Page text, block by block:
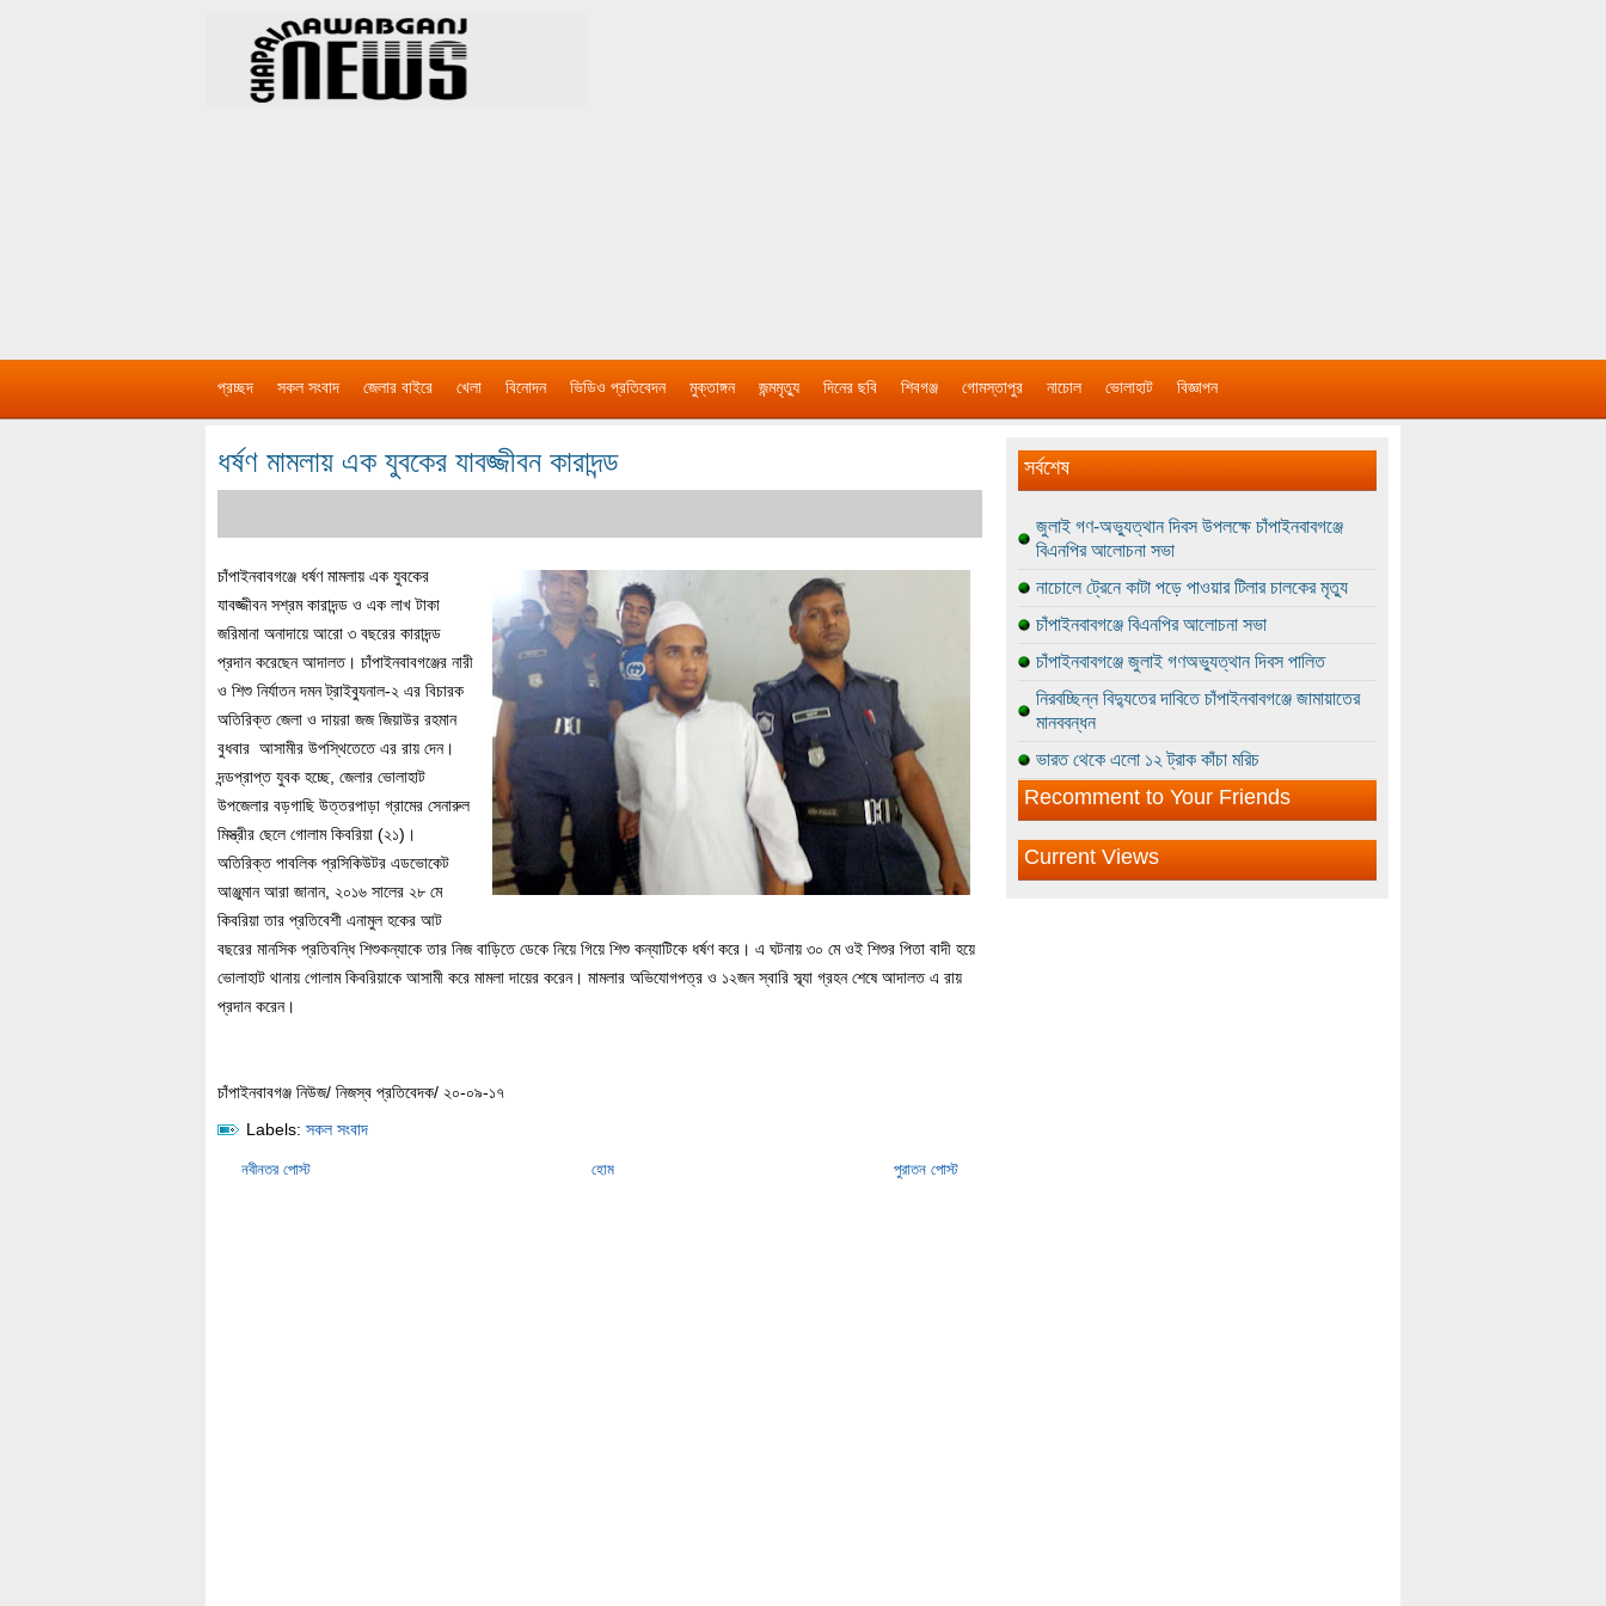
প্রচ্ছদ সকল সংবাদ জেলার বাইরে খেলা বিনোদন ভিডিও প্রতিবেদন মুক্তাঙ্গন জন্মমৃত্যু দিনের ছবি শিবগঞ্জ গোমস্তাপুর নাচোল ভোলাহাট বিজ্ঞাপন
ধর্ষণ মামলায় এক যুবকের যাবজ্জীবন কারাদন্ড
চাঁপাইনবাবগঞ্জে ধর্ষণ মামলায় এক যুবকের
যাবজ্জীবন সশ্রম কারাদন্ড ও এক লাখ টাকা
জরিমানা অনাদায়ে আরো ৩ বছরের কারাদন্ড
প্রদান করেছেন আদালত। চাঁপাইনবাবগঞ্জের নারী
ও শিশু নির্যাতন দমন ট্রাইব্যুনাল-২ এর বিচারক
অতিরিক্ত জেলা ও দায়রা জজ জিয়াউর রহমান
বুধবার আসামীর উপস্থিতেতে এর রায় দেন।
দন্ডপ্রাপ্ত যুবক হচ্ছে, জেলার ভোলাহাট
উপজেলার বড়গাছি উত্তরপাড়া গ্রামের সেনারুল
মিস্ত্রীর ছেলে গোলাম কিবরিয়া (২১)।
অতিরিক্ত পাবলিক প্রসিকিউটর এডভোকেট
আঞ্জুমান আরা জানান, ২০১৬ সালের ২৮ মে
কিবরিয়া তার প্রতিবেশী এনামুল হকের আট
বছরের মানসিক প্রতিবন্ধি শিশুকন্যাকে তার নিজ বাড়িতে ডেকে নিয়ে গিয়ে শিশু কন্যাটিকে ধর্ষণ করে। এ ঘটনায় ৩০ মে ওই শিশুর পিতা বাদী হয়ে
ভোলাহাট থানায় গোলাম কিবরিয়াকে আসামী করে মামলা দায়ের করেন। মামলার অভিযোগপত্র ও ১২জন স্বারি স্ব্যা গ্রহন শেষে আদালত এ রায়
প্রদান করেন।
চাঁপাইনবাবগঞ্জ নিউজ/ নিজস্ব প্রতিবেদক/ ২০-০৯-১৭
Labels: সকল সংবাদ
নবীনতর পোস্ট পুরাতন পোস্ট
হোম
সর্বশেষ
জুলাই গণ-অভ্যুত্থান দিবস উপলক্ষে চাঁপাইনবাবগঞ্জে
বিএনপির আলোচনা সভা
নাচোলে ট্রেনে কাটা পড়ে পাওয়ার টিলার চালকের মৃত্যু
চাঁপাইনবাবগঞ্জে বিএনপির আলোচনা সভা
চাঁপাইনবাবগঞ্জে জুলাই গণঅভ্যুত্থান দিবস পালিত
নিরবচ্ছিন্ন বিদ্যুতের দাবিতে চাঁপাইনবাবগঞ্জে জামায়াতের
মানববন্ধন
ভারত থেকে এলো ১২ ট্রাক কাঁচা মরিচ
Recomment to Your Friends
Current Views